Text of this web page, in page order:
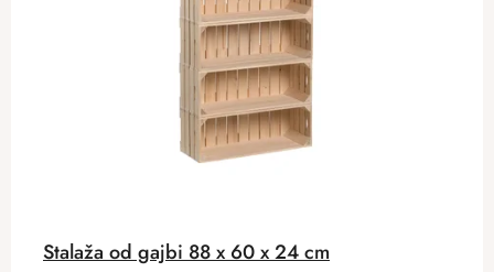
Stalaža od gajbi 88 x 60 x 24 cm